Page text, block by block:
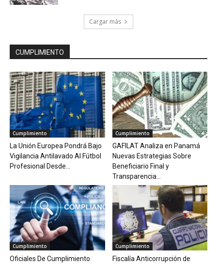
Cargar más
CUMPLIMIENTO
Cumplimiento
La Unión Europea Pondrá Bajo
Vigilancia Antilavado Al Fútbol
Profesional Desde...
Cumplimiento
GAFILAT Analiza en Panamá
Nuevas Estrategias Sobre
Beneficiario Final y
Transparencia...
Cumplimiento
Oficiales De Cumplimiento
Cumplimiento
Fiscalía Anticorrupción de